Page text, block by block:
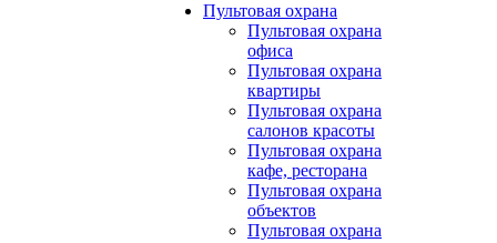
Пультовая охрана
Пультовая охрана
офиса
Пультовая охрана
квартиры
Пультовая охрана
салонов красоты
Пультовая охрана
кафе, ресторана
Пультовая охрана
объектов
Пультовая охрана